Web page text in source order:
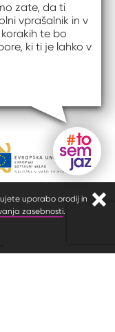
uporabo orodij in
zasebnosti.
Gumb
zate, da ti
vprašalnik in v
te bo
ki ti je lahko v